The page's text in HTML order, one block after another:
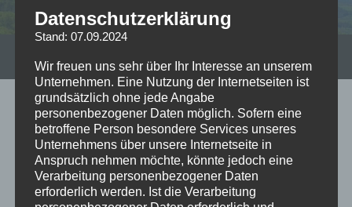
Mobile-
Menü
ein-/ausblenden
SVXLink
Welche Befehle kann der Analogteilnehmer
benutzen?
Datenschutzerklärung
Stand: 07.09.2024
Wir freuen uns sehr über Ihr Interesse an unserem
Unternehmen. Eine Nutzung der Internetseiten ist
grundsätzlich ohne jede Angabe
personenbezogener Daten möglich. Sofern eine
betroffene Person besondere Services unseres
Unternehmens über unsere Internetseite in
Anspruch nehmen möchte, könnte jedoch eine
Verarbeitung personenbezogener Daten
erforderlich werden. Ist die Verarbeitung